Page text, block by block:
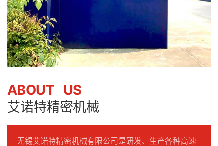
ABOUT US
艾诺特精密机械
无锡艾诺特精密机械有限公司是研发、生产各种高速